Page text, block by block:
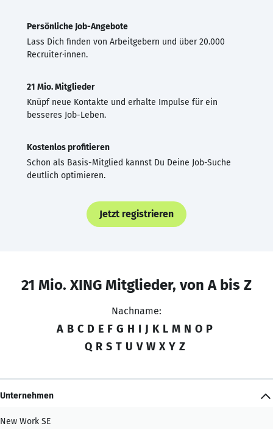
Persönliche Job-Angebote
Lass Dich finden von Arbeitgebern und über 20.000
Recruiter·innen.
21 Mio. Mitglieder
Knüpf neue Kontakte und erhalte Impulse für ein
besseres Job-Leben.
Kostenlos profitieren
Schon als Basis-Mitglied kannst Du Deine Job-Suche
deutlich optimieren.
Jetzt registrieren
21 Mio. XING Mitglieder, von A bis Z
Nachname:
A B C D E F G H I J K L M N O P
Q R S T U V W X Y Z
Unternehmen
New Work SE